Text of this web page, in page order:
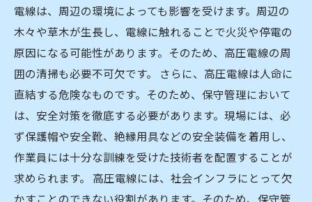
電線は、周辺の環境によっても影響を受けます。周辺の
木々や草木が生長し、電線に触れることで火災や停電の
原因になる可能性があります。そのため、高圧電線の周
囲の清掃も必要不可欠です。 さらに、高圧電線は人命に
直結する危険なものです。そのため、保守管理において
は、安全対策を徹底する必要があります。現場には、必
ず保護帽や安全靴、絶縁用具などの安全装備を着用し、
作業員には十分な訓練を受けた技術者を配置することが
求められます。 高圧電線には、社会インフラにとって欠
かすことのできない役割があります。そのため、保守管